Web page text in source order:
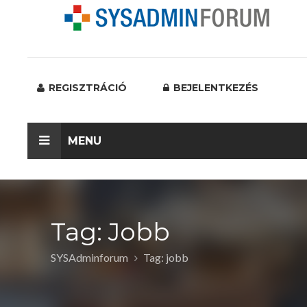
REGISZTRÁCIÓ BEJELENTKEZÉS
MENU
Tag: Jobb
SYSAdminforum Tag: jobb